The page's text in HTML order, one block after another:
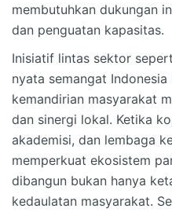
membutuhkan dukungan
dan penguatan kapasitas.
Inisiatif lintas sektor
nyata semangat
kemandirian masyarakat
dan sinergi lokal. Ketika
akademisi, dan lembaga
memperkuat ekosistem
dibangun bukan hanya
kedaulatan masyarakat.